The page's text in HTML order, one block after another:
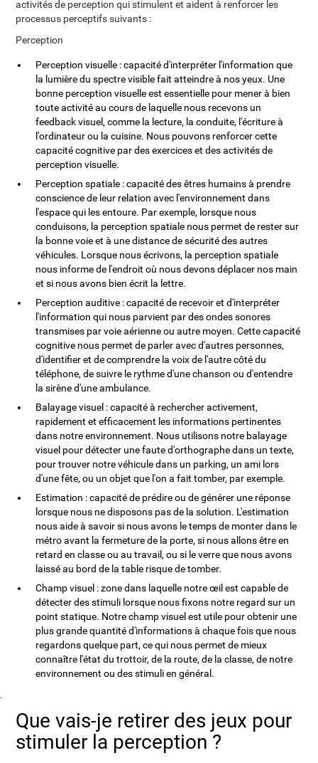
activités de perception qui stimulent et aident à renforcer les
processus perceptifs suivants :
Perception
Perception visuelle : capacité d'interpréter l'information que
la lumière du spectre visible fait atteindre à nos yeux. Une
bonne perception visuelle est essentielle pour mener à bien
toute activité au cours de laquelle nous recevons un
feedback visuel, comme la lecture, la conduite, l'écriture à
l'ordinateur ou la cuisine. Nous pouvons renforcer cette
capacité cognitive par des exercices et des activités de
perception visuelle.
Perception spatiale : capacité des êtres humains à prendre
conscience de leur relation avec l'environnement dans
l'espace qui les entoure. Par exemple, lorsque nous
conduisons, la perception spatiale nous permet de rester sur
la bonne voie et à une distance de sécurité des autres
véhicules. Lorsque nous écrivons, la perception spatiale
nous informe de l'endroit où nous devons déplacer nos main
et si nous avons bien écrit la lettre.
Perception auditive : capacité de recevoir et d'interpréter
l'information qui nous parvient par des ondes sonores
transmises par voie aérienne ou autre moyen. Cette capacité
cognitive nous permet de parler avec d'autres personnes,
d'identifier et de comprendre la voix de l'autre côté du
téléphone, de suivre le rythme d'une chanson ou d'entendre
la sirène d'une ambulance.
Balayage visuel : capacité à rechercher activement,
rapidement et efficacement les informations pertinentes
dans notre environnement. Nous utilisons notre balayage
visuel pour détecter une faute d'orthographe dans un texte,
pour trouver notre véhicule dans un parking, un ami lors
d'une fête, ou un objet que l'on a fait tomber, par exemple.
Estimation : capacité de prédire ou de générer une réponse
lorsque nous ne disposons pas de la solution. L'estimation
nous aide à savoir si nous avons le temps de monter dans le
métro avant la fermeture de la porte, si nous allons être en
retard en classe ou au travail, ou si le verre que nous avons
laissé au bord de la table risque de tomber.
Champ visuel : zone dans laquelle notre œil est capable de
détecter des stimuli lorsque nous fixons notre regard sur un
point statique. Notre champ visuel est utile pour obtenir une
plus grande quantité d'informations à chaque fois que nous
regardons quelque part, ce qui nous permet de mieux
connaître l'état du trottoir, de la route, de la classe, de notre
environnement ou des stimuli en général.
.
Que vais-je retirer des jeux pour
stimuler la perception ?